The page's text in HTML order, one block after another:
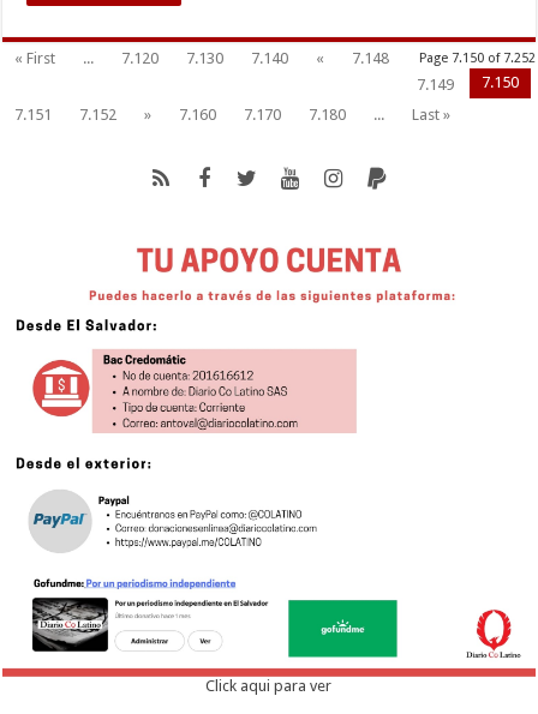
Page 7.150 of 7.252
« First ... 7.120 7.130 7.140 «
7.148
7.149
7.150
7.151
7.152 » 7.160 7.170 7.180 ... Last »
Click aqui para ver